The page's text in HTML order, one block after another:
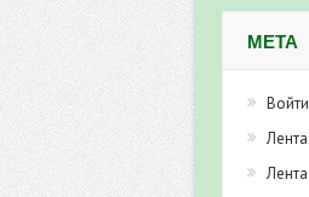
МЕТА
Войти